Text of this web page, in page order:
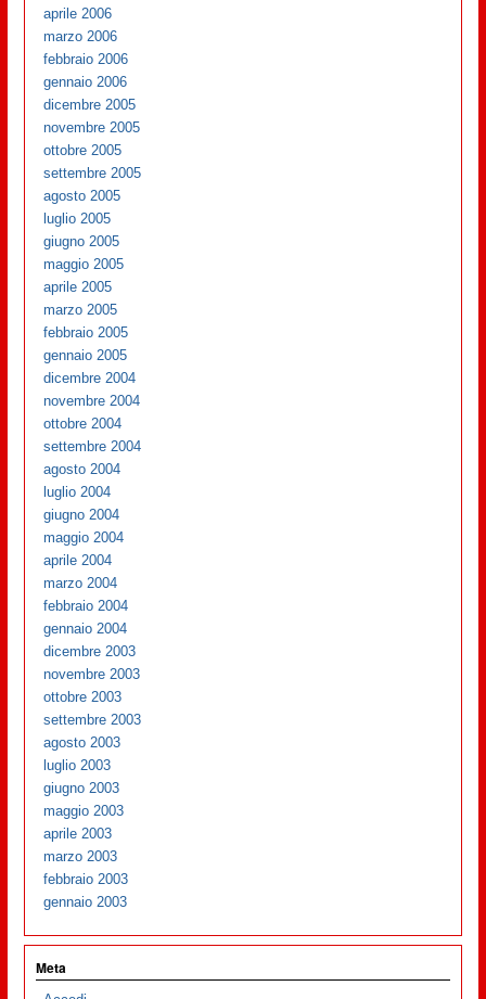
aprile 2006
marzo 2006
febbraio 2006
gennaio 2006
dicembre 2005
novembre 2005
ottobre 2005
settembre 2005
agosto 2005
luglio 2005
giugno 2005
maggio 2005
aprile 2005
marzo 2005
febbraio 2005
gennaio 2005
dicembre 2004
novembre 2004
ottobre 2004
settembre 2004
agosto 2004
luglio 2004
giugno 2004
maggio 2004
aprile 2004
marzo 2004
febbraio 2004
gennaio 2004
dicembre 2003
novembre 2003
ottobre 2003
settembre 2003
agosto 2003
luglio 2003
giugno 2003
maggio 2003
aprile 2003
marzo 2003
febbraio 2003
gennaio 2003
Meta